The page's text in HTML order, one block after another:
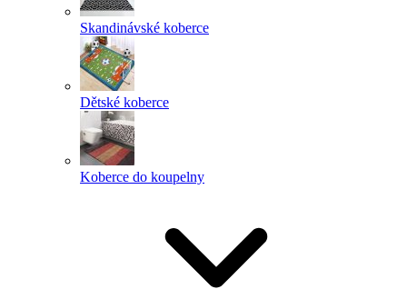
Skandinávské koberce
Dětské koberce
Koberce do koupelny